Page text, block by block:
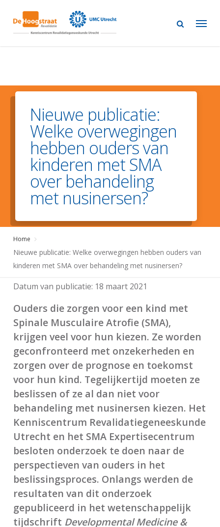
main
Nieuwe publicatie:
Welke overwegingen
hebben ouders van
kinderen met SMA
over behandeling
met nusinersen?
Home
Nieuwe publicatie: Welke overwegingen hebben ouders van
kinderen met SMA over behandeling met nusinersen?
Datum van publicatie: 18 maart 2021
Ouders die zorgen voor een kind met
Spinale Musculaire Atrofie (SMA),
krijgen veel voor hun kiezen. Ze worden
geconfronteerd met onzekerheden en
zorgen over de prognose en toekomst
voor hun kind. Tegelijkertijd moeten ze
beslissen of ze al dan niet voor
behandeling met nusinersen kiezen. Het
Kenniscentrum Revalidatiegeneeskunde
Utrecht en het SMA Expertisecentrum
besloten onderzoek te doen naar de
perspectieven van ouders in het
beslissingsproces. Onlangs werden de
resultaten van dit onderzoek
gepubliceerd in het wetenschappelijk
tijdschrift Developmental Medicine &